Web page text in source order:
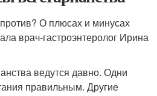
О плюсах и минусах
врач-гастроэнтеролог Ирина
ведутся давно. Одни
правильным. Другие